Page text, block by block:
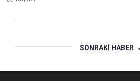
SONRAKİ HABER